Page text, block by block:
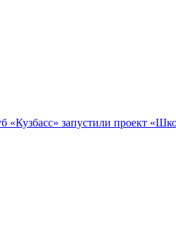
запустили проект